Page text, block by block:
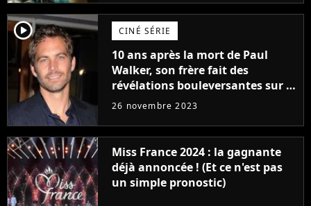
player2 CINÉ SÉRIE
10 ans après la mort de Paul
Walker, son frère fait des
révélations bouleversantes sur la
réaction des acteurs de Fast and
26 novembre 2023
Miss France 2024 : la gagnante
déjà annoncée ! (Et ce n'est pas
un simple pronostic)